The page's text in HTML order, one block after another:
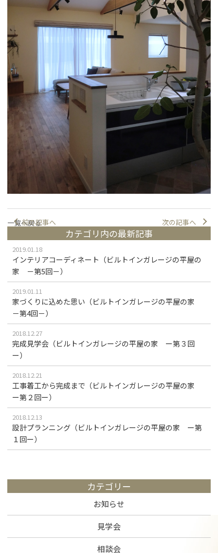
前の記事へ 次の記事へ
一覧へ戻る
カテゴリ内の最新記事
2019.01.18
インテリアコーディネート（ビルトインガレージの平屋の
家 －第5回－）
2019.01.11
家づくりに込めた思い（ビルトインガレージの平屋の家
－第4回－）
2018.12.27
完成見学会（ビルトインガレージの平屋の家 ー第３回
ー）
2018.12.21
工事着工から完成まで（ビルトインガレージの平屋の家
ー第２回ー）
2018.12.13
設計プランニング（ビルトインガレージの平屋の家 ー第
１回ー）
カテゴリー
お知らせ
見学会
相談会